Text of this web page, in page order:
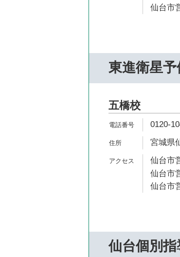
仙台市
東進衛星予
五橋校
0120-
宮城県
仙台市
仙台市
仙台市
仙台個別